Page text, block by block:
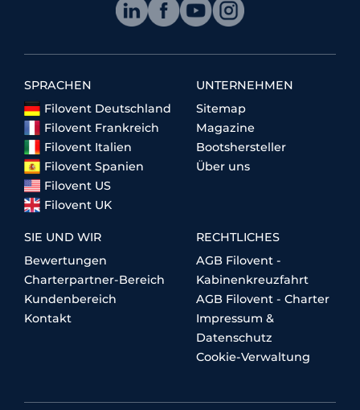
SPRACHEN
Filovent Deutschland
Filovent Frankreich
Filovent Italien
Filovent Spanien
Filovent US
Filovent UK
UNTERNEHMEN
Sitemap
Magazine
Bootshersteller
Über uns
SIE UND WIR
Bewertungen
Charterpartner-Bereich
Kundenbereich
Kontakt
RECHTLICHES
AGB Filovent -
Kabinenkreuzfahrt
AGB Filovent - Charter
Impressum &
Datenschutz
Cookie-Verwaltung